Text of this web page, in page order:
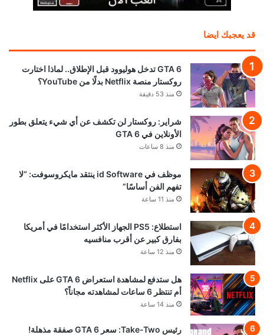
قد يعجبك ايضا
GTA 6 تدخل هوليوود قبل الإطلاق.. لماذا اختارت
روكستار منصة Netflix بدلًا من YouTube؟
منذ 53 دقيقة
شراير: روكستار لن تكشف عن أي شيء يتعلق بطور
الأونلاين في GTA 6
منذ 8 ساعات
موظف في id Software ينتقد مايكروسوفت: “لا
تفهم الفن أساسًا”
منذ 11 ساعة
استطلاع: PS5 الجهاز الأكثر استخدامًا في أمريكا
بفارق كبير عن أقرب منافسيه
منذ 12 ساعة
هل ستدفع لمشاهدة استعراض GTA 6 على Netflix
أم تنتظر 6 ساعات لمشاهدته مجاناً؟
منذ 14 ساعة
رئيس Take-Two: سعر GTA 6 صفقة مذهلة!